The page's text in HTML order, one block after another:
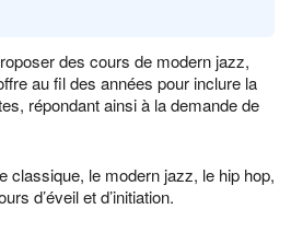
des cours de modern jazz,
au fil des années pour inclure la
répondant ainsi à la demande de
classique, le modern jazz, le hip hop,
d’éveil et d’initiation.